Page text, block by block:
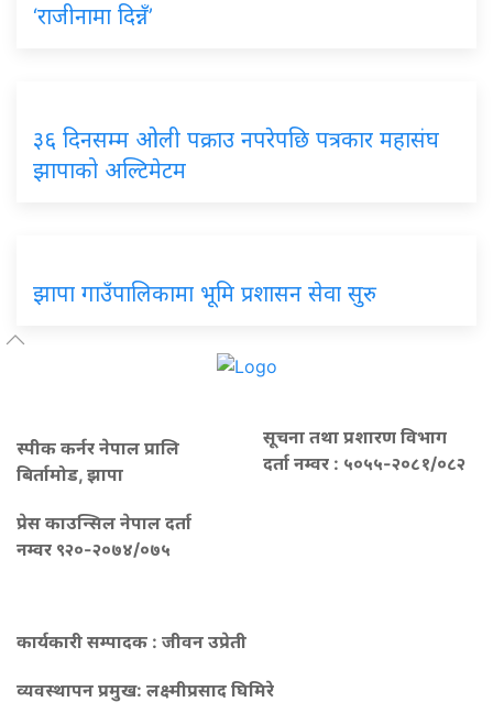
‘राजीनामा दिन्नँ’
३६ दिनसम्म ओली पक्राउ नपरेपछि पत्रकार महासंघ
झापाको अल्टिमेटम
झापा गाउँपालिकामा भूमि प्रशासन सेवा सुरु
स्पीक कर्नर नेपाल प्रालि
बिर्तामोड, झापा
प्रेस काउन्सिल नेपाल दर्ता
नम्वर ९२०-२०७४/०७५
सूचना तथा प्रशारण विभाग
दर्ता नम्वर : ५०५५-२०८१/०८२
कार्यकारी सम्पादक : जीवन उप्रेती
व्यवस्थापन प्रमुख: लक्ष्मीप्रसाद घिमिरे